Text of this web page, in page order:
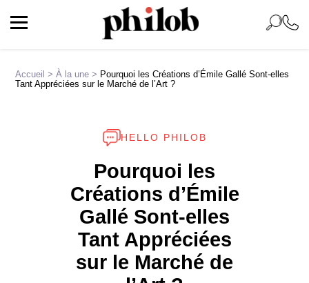
Accueil >À la une > Pourquoi les Créations d’Émile Gallé Sont-elles
Tant Appréciées sur le Marché de l’Art ?
HELLO PHILOB
Pourquoi les
Créations d’Émile
Gallé Sont-elles
Tant Appréciées
sur le Marché de